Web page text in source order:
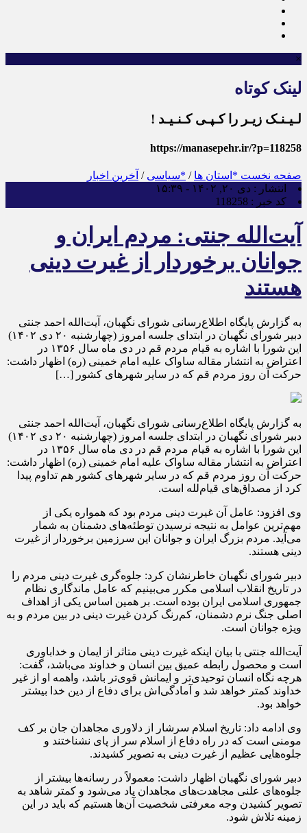
×
لینک کوتاه
لـیـنـک زیـر را کـپـی کـنـیـد !
https://manasepehr.ir/?p=118258
صفحه نخست *استان ها / *سیاسی / آخرین اخبار
انتشار : دی ۲۰, ۱۴۰۲ - ۱۵:۳۹
کد خبر : 118258
آیت‌الله جنتی: مردم ایران و
جوانان برخوردار از غیرت دینی
هستند
به گزارش پایگاه اطلاع‌رسانی شورای نگهبان، آیت‌الله احمد جنتی
دبیر شورای نگهبان در ابتدای جلسه امروز (چهارشنبه ۲۰ دی ۱۴۰۲)
این شورا با اشاره به قیام مردم قم در دی ماه سال ۱۳۵۶ در
اعتراض به انتشار مقاله ساواک علیه امام خمینی (ره) اظهار داشت:
حرکت آن روز مردم قم که در سایر شهرهای کشور […]
به گزارش پایگاه اطلاع‌رسانی شورای نگهبان، آیت‌الله احمد جنتی
دبیر شورای نگهبان در ابتدای جلسه امروز (چهارشنبه ۲۰ دی ۱۴۰۲)
این شورا با اشاره به قیام مردم قم در دی ماه سال ۱۳۵۶ در
اعتراض به انتشار مقاله ساواک علیه امام خمینی (ره) اظهار داشت:
حرکت آن روز مردم قم که در سایر شهرهای کشور هم تداوم پیدا
کرد از مصداق‌های قیام‌لله است.
وی افزود: عامل آن غیرت دینی مردم بود که همواره یکی از
مهم‌ترین عوامل به نتیجه نرسیدن توطئه‌های دشمنان به شمار
می‌آید. مردم بزرگ ایران و جوانان این سرزمین برخوردار از غیرت
دینی هستند.
دبیر شورای نگهبان خاطرنشان کرد: جلوه‌گری غیرت دینی مردم را
در تاریخ انقلاب اسلامی مکرر می‌بینیم که عامل ماندگاری نظام
جمهوری اسلامی ایران بوده است. بر همین اساس یکی از اهداف
اصلی جنگ نرم دشمنان، کم‌رنگ کردن غیرت دینی در بین مردم و به
ویژه جوانان است.
آیت‌الله جنتی با بیان اینکه غیرت دینی متاثر از ایمان و خداباوری
است و محصول رابطه عمیق بین انسان و خداوند می‌باشد، گفت:
هرچه نگاه انسان توحیدی‌تر و ایمانش قوی‌تر باشد، واهمه او از غیر
خداوند کمتر خواهد شد و آمادگی‌اش برای دفاع از دین خدا بیشتر
خواهد بود.
وی ادامه داد: تاریخ اسلام سرشار از دلاوری مجاهدان جان بر کف
مومنی است که در راه دفاع از اسلام سر از پای نشناختند و
جلوه‌هایی عظیم از غیرت دینی به تصویر کشیدند.
دبیر شورای نگهبان اظهار داشت: معمولاً در رسانه‌ها بیشتر از
جلوه‌های علنی مجاهدت‌های مجاهدان یاد می‌شود و کمتر شاهد به
تصویر کشیدن وجه معرفتی شخصیت آن‌ها هستیم که باید در این
زمینه تلاش شود.